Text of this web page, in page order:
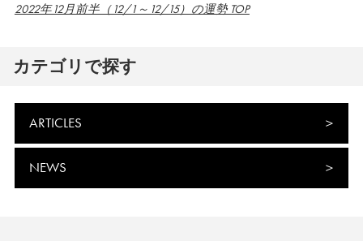
2022年12月前半（12/1～12/15）の運勢 TOP
カテゴリで探す
ARTICLES
NEWS